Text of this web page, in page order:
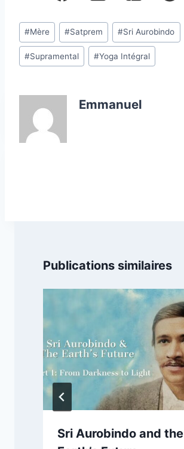
Étiquettes
de
la
#Mère #Satprem #Sri Aurobindo
#Supramental #Yoga Intégral
Emmanuel
Publications similaires
Sri Aurobindo and the